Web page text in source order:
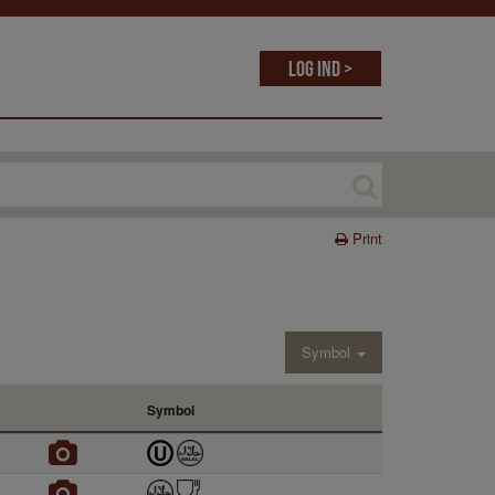
Log ind >
Print
Symbol
Symbol